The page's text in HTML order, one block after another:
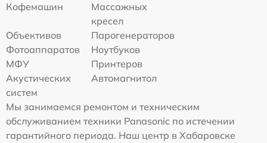
Кофемашин
Массажных
кресел
Объективов
Парогенераторов
Фотоаппаратов
Ноутбуков
МФУ
Принтеров
Акустических
систем
Автомагнитол
Мы занимаемся ремонтом и техническим
обслуживанием техники Panasonic по истечении
гарантийного периода. Наш центр в Хабаровске